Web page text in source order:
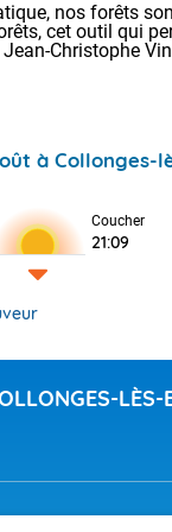
Pour la
Tendance
nos forêts
cet outil qui
Christophe
à Collonges-
Coucher
21:09
LÈS-
Voici les
28 Lyon :
: 27 Nancy :
31 Lille : 26
Demain :
Calme,
alors que la